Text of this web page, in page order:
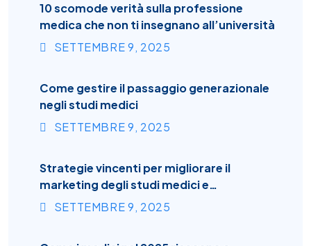
10 scomode verità sulla professione
medica che non ti insegnano all’università
SETTEMBRE9, 2025
Come gestire il passaggio generazionale
negli studi medici
SETTEMBRE9, 2025
Strategie vincenti per migliorare il
marketing degli studi medici e
odontoiatrici
SETTEMBRE9, 2025